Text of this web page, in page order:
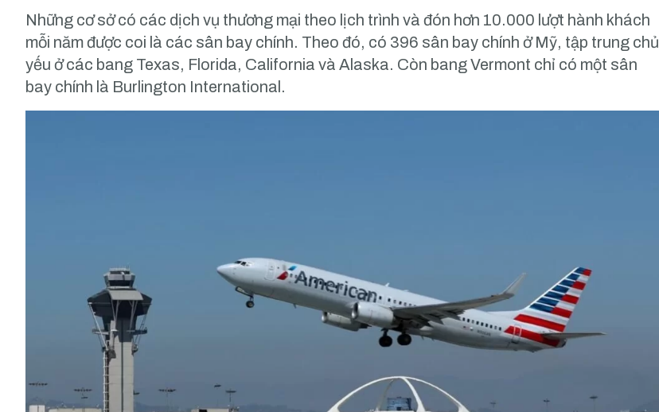
Những cơ sở có các dịch vụ thương mại theo lịch trình và đón hơn 10.000 lượt hành khách
mỗi năm được coi là các sân bay chính. Theo đó, có 396 sân bay chính ở Mỹ, tập trung chủ
yếu ở các bang Texas, Florida, California và Alaska. Còn bang Vermont chỉ có một sân
bay chính là Burlington International.